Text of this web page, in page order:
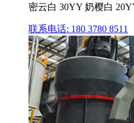
密云白 30YY 奶樱白
联系电话: 180 3780 8511